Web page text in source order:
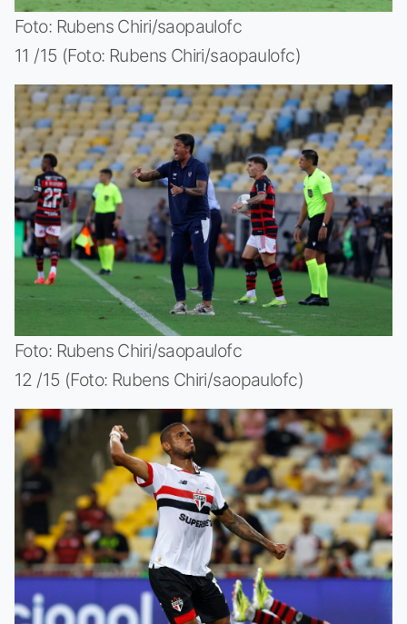
Foto: Rubens Chiri/saopaulofc
11 /15 (Foto: Rubens Chiri/saopaulofc)
Foto: Rubens Chiri/saopaulofc
12 /15 (Foto: Rubens Chiri/saopaulofc)